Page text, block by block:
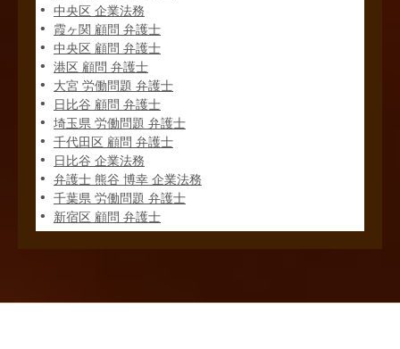
中央区 企業法務
霞ヶ関 顧問 弁護士
中央区 顧問 弁護士
港区 顧問 弁護士
大宮 労働問題 弁護士
日比谷 顧問 弁護士
埼玉県 労働問題 弁護士
千代田区 顧問 弁護士
日比谷 企業法務
弁護士 熊谷 博幸 企業法務
千葉県 労働問題 弁護士
新宿区 顧問 弁護士